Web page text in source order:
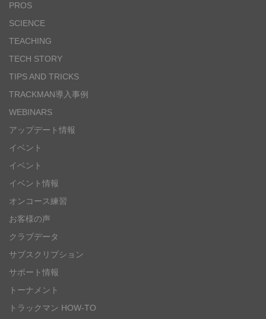
PROS
SCIENCE
TEACHING
TECH STORY
TIPS AND TRICKS
TRACKMAN導入事例
WEBINARS
アップデート情報
イベント
イベント
イベント情報
オンコース練習
お客様の声
クラブデータ
サブスクリプション
サポート情報
トーナメント
トラックマン HOW-TO